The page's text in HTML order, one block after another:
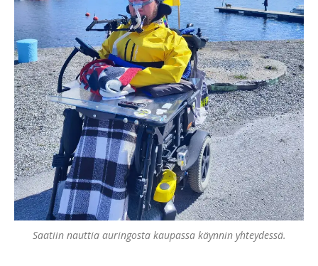
Saatiin nauttia auringosta kaupassa käynnin yhteydessä.